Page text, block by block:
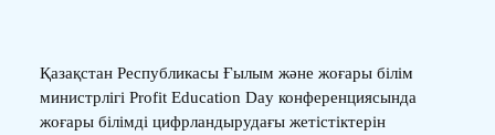
Қазақстан Республикасы Ғылым және жоғары білім
министрлігі Profit Education Day конференциясында
жоғары білімді цифрландырудағы жетістіктерін